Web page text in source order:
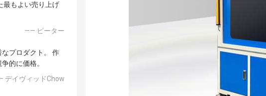
最もよい売り上げ
—— ピーター
プロダクト。 作
的に価格。
デイヴィッドChow